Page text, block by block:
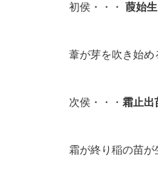
初侯・・・ 葭始生
葦が芽を吹き始め
次侯・・・ 霜止出
霜が終り稲の苗が